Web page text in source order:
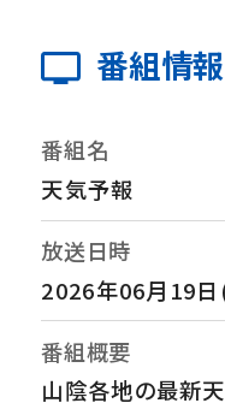
番組情報
番組名
天気予報
放送日時
2026年06月19
番組概要
山陰各地の最新天